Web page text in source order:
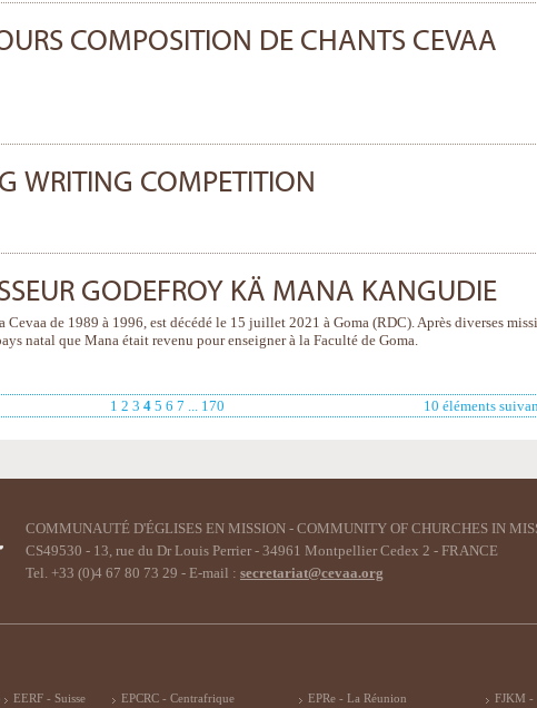
COMPOSITION DE CHANTS CEVAA
WRITING COMPETITION
GODEFROY KÄ MANA KANGUDIE
de 1989 à 1996, est décédé le 15 juillet 2021 à Goma (RDC). Après diverses
natal que Mana était revenu pour enseigner à la Faculté de Goma.
10 éléments
1 2 3 4 5 6 7 ... 170
COMMUNAUTÉ D'ÉGLISES EN MISSION - COMMUNITY OF CHURCHES IN
CS49530 - 13, rue du Dr Louis Perrier - 34961 Montpellier Cedex 2 - FRANCE
Tel. +33 (0)4 67 80 73 29 - E-mail : secretariat@cevaa.org
EERF - Suisse EPCRC - Centrafrique EPRe - La Réunion FJKM -